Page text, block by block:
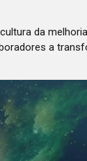
da
a